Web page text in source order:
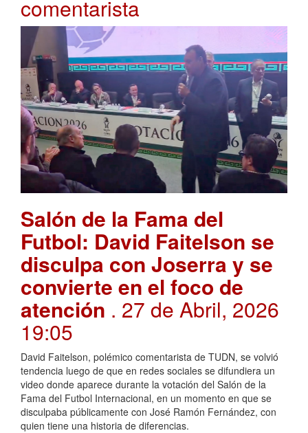
comentarista
Salón de la Fama del
Futbol: David Faitelson se
disculpa con Joserra y se
convierte en el foco de
atención . 27 de Abril, 2026
19:05
David Faitelson, polémico comentarista de TUDN, se volvió
tendencia luego de que en redes sociales se difundiera un
video donde aparece durante la votación del Salón de la
Fama del Futbol Internacional, en un momento en que se
disculpaba públicamente con José Ramón Fernández, con
quien tiene una historia de diferencias.